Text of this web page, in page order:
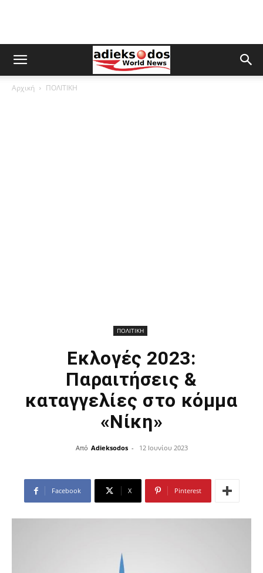
Αρχική ΠΟΛΙΤΙΚΗ
ΠΟΛΙΤΙΚΗ
Εκλογές 2023:
Παραιτήσεις &
καταγγελίες στο κόμμα
«Νίκη»
Από Adieksodos - 12 Ιουνίου 2023
Facebook X Pinterest